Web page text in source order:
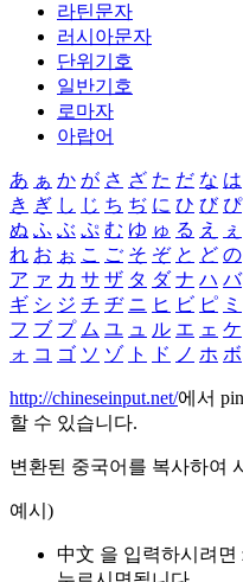
라틴문자
러시아문자
단위기호
일반기호
로마자
아랍어
あ ぁ か が さ ざ た だ な は
き ぎ し じ ち ぢ に ひ び ぴ
ぬ ふ ぶ ぷ む ゆ ゅ る え ぇ
れ お ぉ こ ご そ ぞ と ど の
ア ァ カ サ ザ タ ダ ナ ハ バ
ギ シ ジ チ ヂ ニ ヒ ビ ピ ミ
フ ブ プ ム ユ ュ ル エ ェ ケ
ォ コ ゴ ソ ゾ ト ド ノ ホ ボ
http://chineseinput.net/에서
할 수 있습니다.
변환된 중국어를 복사하여
예시)
中文 을 입력하시려면